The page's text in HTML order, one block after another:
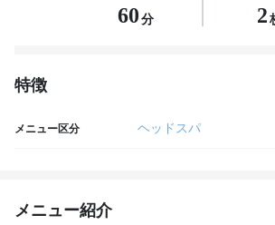
60 分 2
特徴
メニュー区分 ヘッドスパ
メニュー紹介